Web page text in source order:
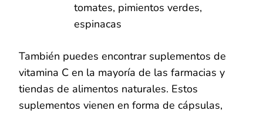
tomates, pimientos verdes,
espinacas
También puedes encontrar suplementos de
vitamina C en la mayoría de las farmacias y
tiendas de alimentos naturales. Estos
suplementos vienen en forma de cápsulas,